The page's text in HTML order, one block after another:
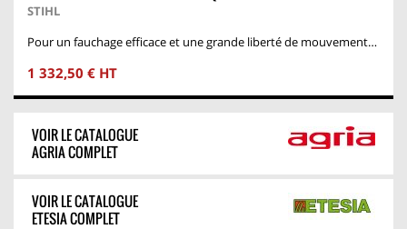
VOIR LE CATALOGUE
AGRIA COMPLET
VOIR LE CATALOGUE
ETESIA COMPLET
STIHL
Pour un fauchage efficace et une grande liberté de mouvement…
1 332,50 € HT